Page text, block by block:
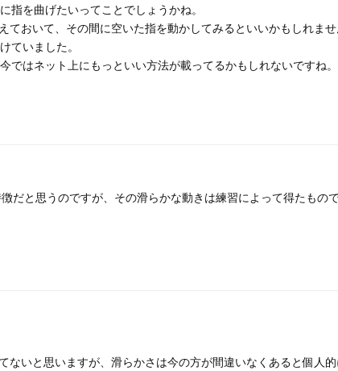
指を曲げたいってことでしょうかね。
おいて、その間に空いた指を動かしてみるといいかもしれませ
ていました。
ではネット上にもっといい方法が載ってるかもしれないですね。
だと思うのですが、その滑らかな動きは練習によって得たもの
ないと思いますが、滑らかさは今の方が間違いなくあると個人